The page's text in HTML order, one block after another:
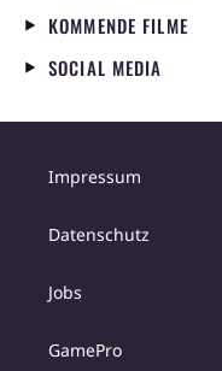
KOMMENDE FILME
SOCIAL MEDIA
Impressum
Datenschutz
Jobs
GamePro